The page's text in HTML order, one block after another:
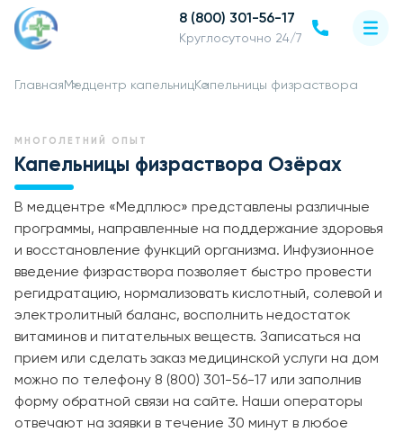
8 (800) 301-56-17
Круглосуточно 24/7
Главная Медцентр капельницКапельницы физраствора
МНОГОЛЕТНИЙ ОПЫТ
Капельницы физраствора Озёрах
В медцентре «Медплюс» представлены различные
программы, направленные на поддержание здоровья
и восстановление функций организма. Инфузионное
введение физраствора позволяет быстро провести
регидратацию, нормализовать кислотный, солевой и
электролитный баланс, восполнить недостаток
витаминов и питательных веществ. Записаться на
прием или сделать заказ медицинской услуги на дом
можно по телефону 8 (800) 301-56-17 или заполнив
форму обратной связи на сайте. Наши операторы
отвечают на заявки в течение 30 минут в любое